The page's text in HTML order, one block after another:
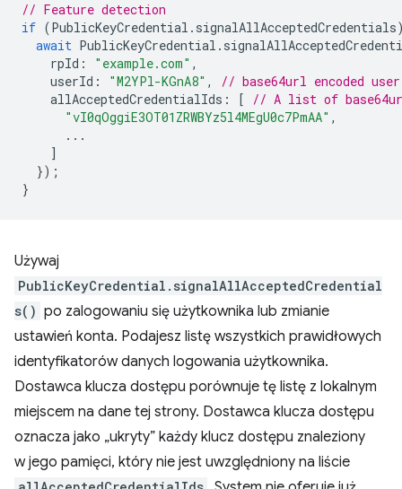
// Feature detection
if (PublicKeyCredential . signalAllAcceptedCredentials
await PublicKeyCredential .
rpId : "example.com" ,
userId : "M2YPl-KGnA8" ,
// base64url encoded
allAcceptedCredentialIds : [
// A list of
"vI0qOggiE3OT01ZRWBYz5l4MEgU0c7PmAA" ,
...
]
});
}
Używaj
PublicKeyCredential.signalAllAcceptedCredential
s() po zalogowaniu się użytkownika lub zmianie
ustawień konta. Podajesz listę wszystkich prawidłowych
identyfikatorów danych logowania użytkownika.
Dostawca klucza dostępu porównuje tę listę z lokalnym
miejscem na dane tej strony. Dostawca klucza dostępu
oznacza jako „ukryty” każdy klucz dostępu znaleziony
w jego pamięci, który nie jest uwzględniony na liście